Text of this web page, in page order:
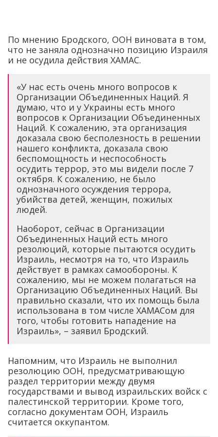
По мнению Бродского, ООН виновата в том,
что не заняла однозначно позицию Израиля
и не осудила действия ХАМАС.
«У нас есть очень много вопросов к
Организации Объединенных Наций. Я
думаю, что и у Украины есть много
вопросов к Организации Объединенных
Наций. К сожалению, эта организация
доказала свою бесполезность в решении
нашего конфликта, доказала свою
беспомощность и неспособность
осудить террор, это мы видели после 7
октября. К сожалению, не было
однозначного осуждения террора,
убийства детей, женщин, пожилых
людей.
Наоборот, сейчас в Организации
Объединенных Наций есть много
резолюций, которые пытаются осудить
Израиль, несмотря на то, что Израиль
действует в рамках самообороны. К
сожалению, мы не можем полагаться на
Организацию Объединенных Наций. Вы
правильно сказали, что их помощь была
использована в том числе ХАМАСом для
того, чтобы готовить нападение на
Израиль», – заявил Бродский.
Напомним, что Израиль не выполнил
резолюцию ООН, предусматривающую
раздел территории между двумя
государствами и вывод израильских войск с
палестинской территории. Кроме того,
согласно документам ООН, Израиль
считается оккупантом.